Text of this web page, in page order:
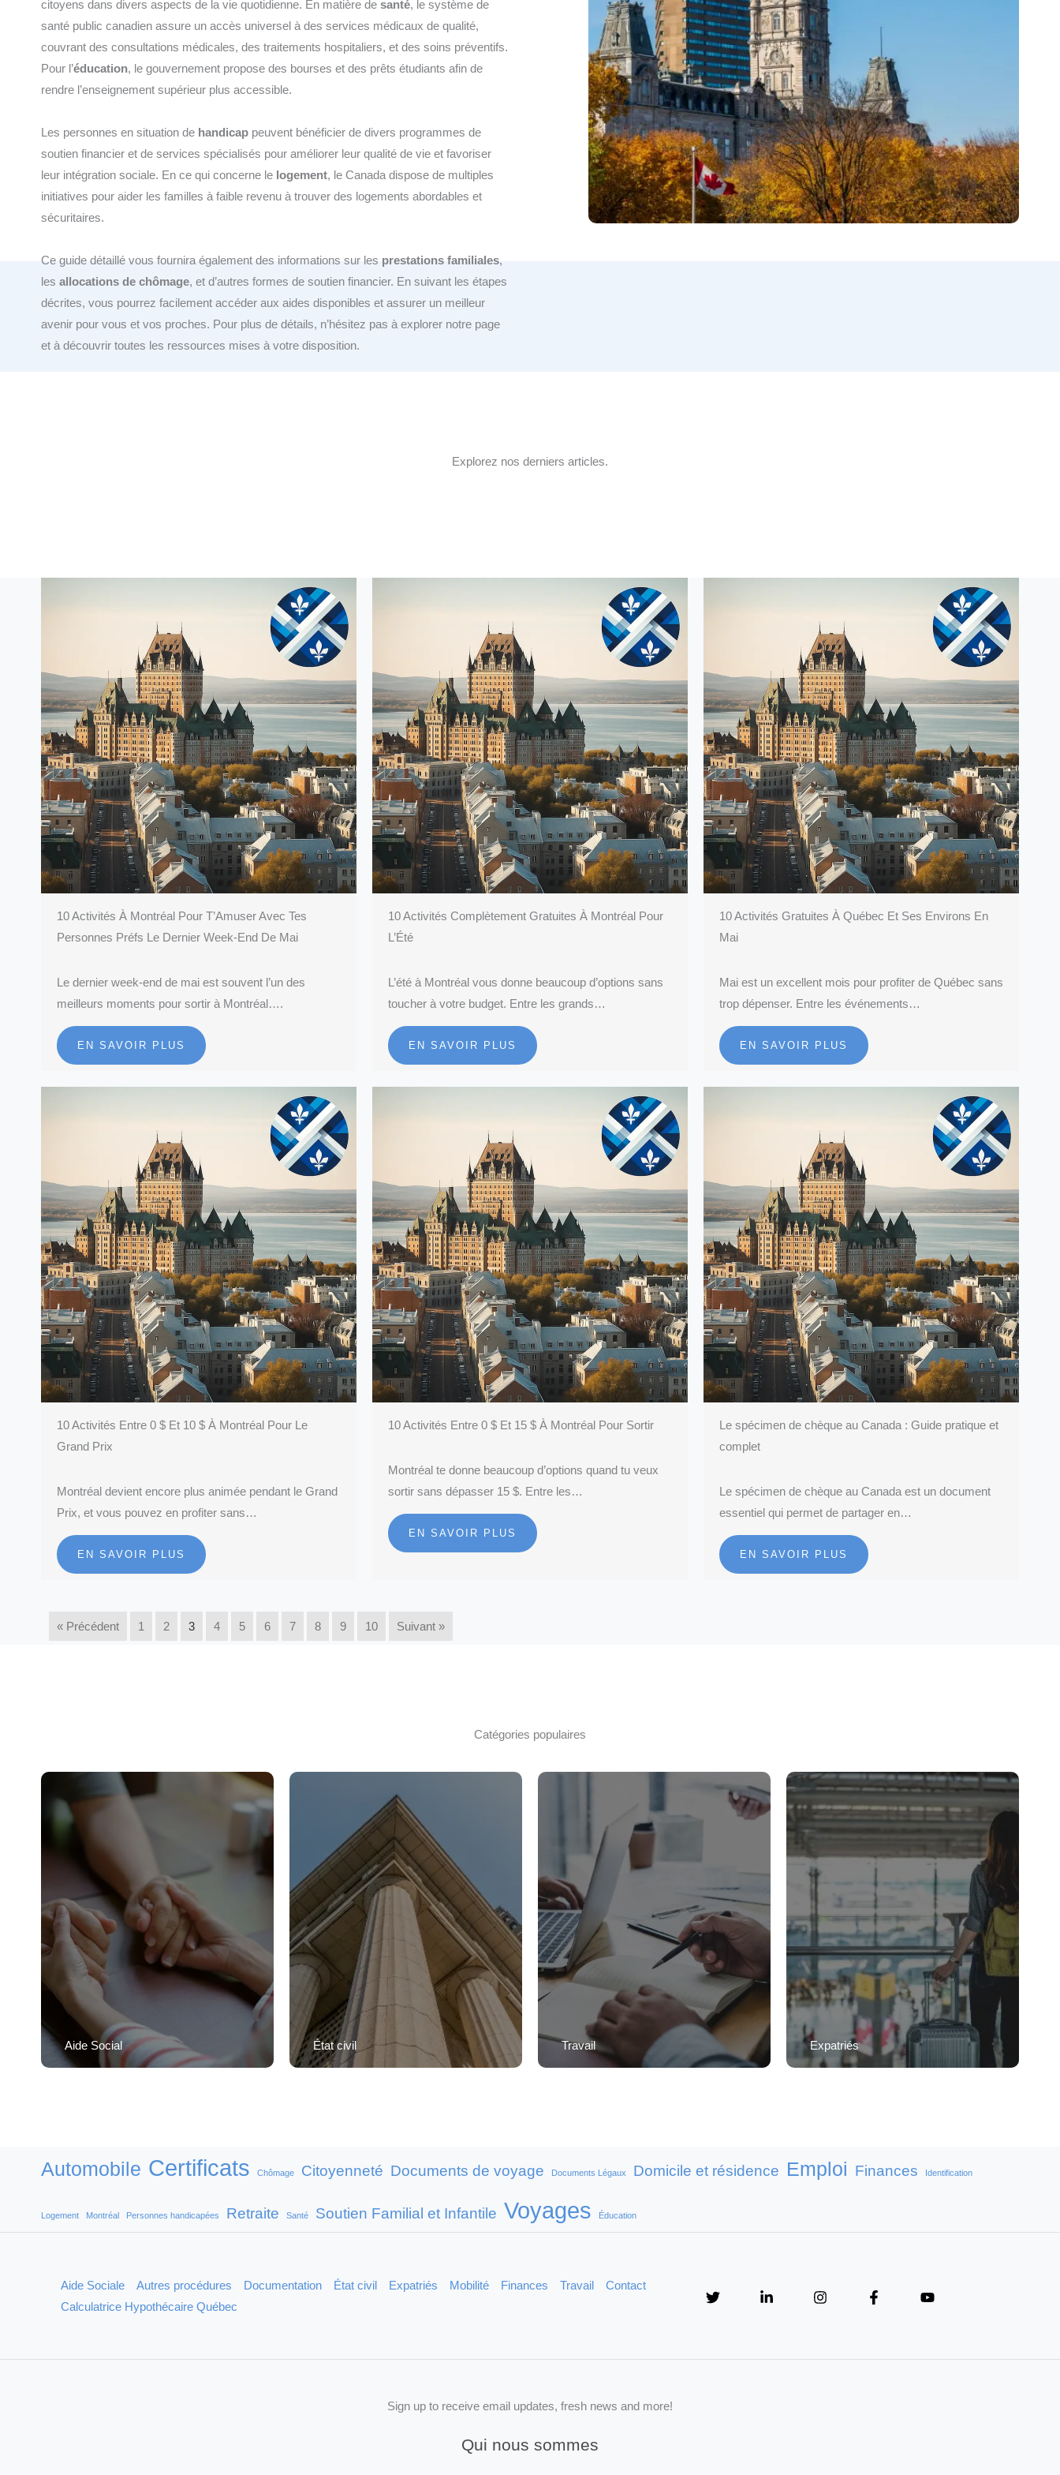
citoyens dans divers aspects de la vie quotidienne. En matière de santé, le système de
santé public canadien assure un accès universel à des services médicaux de qualité,
couvrant des consultations médicales, des traitements hospitaliers, et des soins préventifs.
Pour l’éducation, le gouvernement propose des bourses et des prêts étudiants afin de
rendre l’enseignement supérieur plus accessible.
Les personnes en situation de handicap peuvent bénéficier de divers programmes de
soutien financier et de services spécialisés pour améliorer leur qualité de vie et favoriser
leur intégration sociale. En ce qui concerne le logement, le Canada dispose de multiples
initiatives pour aider les familles à faible revenu à trouver des logements abordables et
sécuritaires.
Ce guide détaillé vous fournira également des informations sur les prestations familiales,
les allocations de chômage, et d’autres formes de soutien financier. En suivant les étapes
décrites, vous pourrez facilement accéder aux aides disponibles et assurer un meilleur
avenir pour vous et vos proches. Pour plus de détails, n’hésitez pas à explorer notre page
et à découvrir toutes les ressources mises à votre disposition.
Explorez nos derniers articles.
10 Activités À Montréal Pour T’Amuser Avec Tes
Personnes Préfs Le Dernier Week-End De Mai
Le dernier week-end de mai est souvent l’un des
meilleurs moments pour sortir à Montréal….
EN SAVOIR PLUS
10 Activités Complètement Gratuites À Montréal Pour
L’Été
L’été à Montréal vous donne beaucoup d’options sans
toucher à votre budget. Entre les grands…
EN SAVOIR PLUS
10 Activités Gratuites À Québec Et Ses Environs En
Mai
Mai est un excellent mois pour profiter de Québec sans
trop dépenser. Entre les événements…
EN SAVOIR PLUS
10 Activités Entre 0 $ Et 10 $ À Montréal Pour Le
Grand Prix
Montréal devient encore plus animée pendant le Grand
Prix, et vous pouvez en profiter sans…
EN SAVOIR PLUS
10 Activités Entre 0 $ Et 15 $ À Montréal Pour Sortir
Montréal te donne beaucoup d’options quand tu veux
sortir sans dépasser 15 $. Entre les…
EN SAVOIR PLUS
Le spécimen de chèque au Canada : Guide pratique et
complet
Le spécimen de chèque au Canada est un document
essentiel qui permet de partager en…
EN SAVOIR PLUS
« Précédent 1 2 3 4 5 6 7 8 9 10 Suivant »
Catégories populaires
Aide Social État civil Travail Expatriés
Automobile Certificats Chômage Citoyenneté Documents de voyage Documents Légaux Domicile et résidence Emploi Finances Identification
Logement Montréal Personnes handicapées Retraite Santé Soutien Familial et Infantile Voyages Éducation
Aide Sociale Autres procédures Documentation État civil Expatriés Mobilité Finances Travail
Contact
Calculatrice Hypothécaire Québec
Sign up to receive email updates, fresh news and more!
Qui nous sommes